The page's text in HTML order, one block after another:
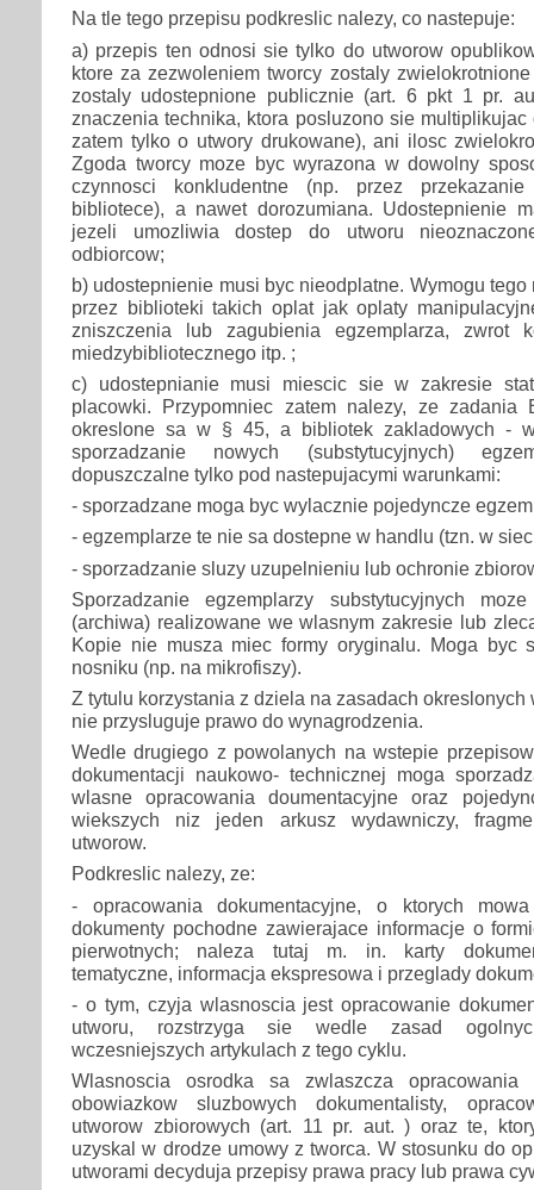
Na tle tego przepisu podkreslic nalezy, co nastepuje:
a) przepis ten odnosi sie tylko do utworow
ktore za zezwoleniem tworcy zostaly
zostaly udostepnione publicznie (art. 6 pkt 1 pr.
znaczenia technika, ktora posluzono sie
zatem tylko o utwory drukowane), ani ilosc
Zgoda tworcy moze byc wyrazona w dowolny
czynnosci konkludentne (np. przez
bibliotece), a nawet dorozumiana. Udostepnienie
jezeli umozliwia dostep do utworu
odbiorcow;
b) udostepnienie musi byc nieodplatne. Wymogu
przez biblioteki takich oplat jak oplaty
zniszczenia lub zagubienia egzemplarza, zwrot
miedzybibliotecznego itp. ;
c) udostepnianie musi miescic sie w zakresie
placowki. Przypomniec zatem nalezy, ze zadania
okreslone sa w § 45, a bibliotek zakladowych -
sporzadzanie nowych (substytucyjnych)
dopuszczalne tylko pod nastepujacymi warunkami:
- sporzadzane moga byc wylacznie pojedyncze
- egzemplarze te nie sa dostepne w handlu (tzn. w
- sporzadzanie sluzy uzupelnieniu lub ochronie
Sporzadzanie egzemplarzy substytucyjnych
(archiwa) realizowane we wlasnym zakresie lub
Kopie nie musza miec formy oryginalu. Moga byc
nosniku (np. na mikrofiszy).
Z tytulu korzystania z dziela na zasadach okreslonych
nie przysluguje prawo do wynagrodzenia.
Wedle drugiego z powolanych na wstepie
dokumentacji naukowo- technicznej moga
wlasne opracowania doumentacyjne oraz
wiekszych niz jeden arkusz wydawniczy,
utworow.
Podkreslic nalezy, ze:
- opracowania dokumentacyjne, o ktorych
dokumenty pochodne zawierajace informacje o
pierwotnych; naleza tutaj m. in. karty
tematyczne, informacja ekspresowa i przeglady
- o tym, czyja wlasnoscia jest opracowanie
utworu, rozstrzyga sie wedle zasad
wczesniejszych artykulach z tego cyklu.
Wlasnoscia osrodka sa zwlaszcza
obowiazkow sluzbowych dokumentalisty,
utworow zbiorowych (art. 11 pr. aut. ) oraz te,
uzyskal w drodze umowy z tworca. W stosunku do
utworami decyduja przepisy prawa pracy lub prawa